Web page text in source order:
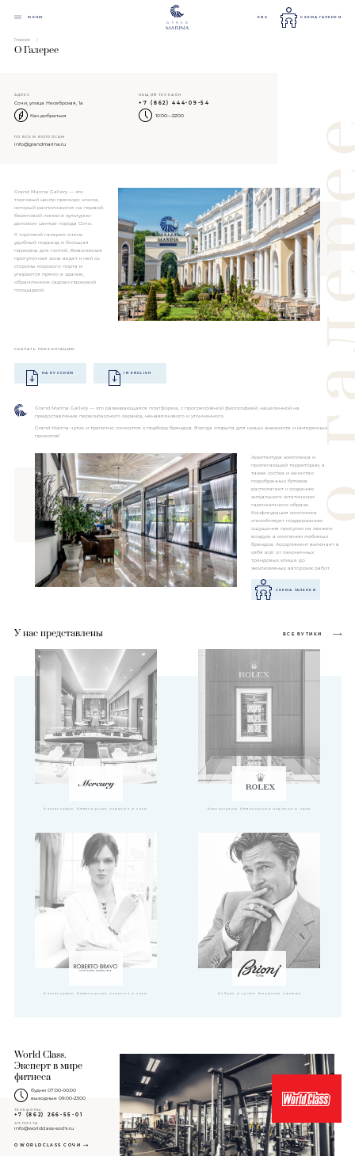
МЕНЮ ENG СХЕМА ГАЛЕРЕИ
Главная
О Галерее
АДРЕС
Сочи, улица Несебрская, 1а
Как добраться
ОБЩИЙ ТЕЛЕФОН
+7 (862) 444-09-54
10:00—22:00
ПО ВСЕМ ВОПРОСАМ
info@grandmarina.ru
Grand Marina Gallery — это
торговый центр премиум класса,
который расположился на первой
береговой линии в культурно-
деловом центре города Сочи.
К торговой галерее очень
удобный подъезд и большая
парковка для гостей. Живописная
прогулочная зона ведет к ней со
стороны морского порта и
упирается прямо в здание,
обрамленное садово-парковой
площадкой.
СКАЧАТЬ ПРЕЗЕНТАЦИЮ
НА РУССКОМ IN ENGLISH
Grand Marina Gallery — это развивающаяся платформа, с прогрессивной философией, нацеленной на
предоставление первоклассного сервиса, ненавязчивого и утонченного.
Grand Marina чутко и трепетно относится к подбору брендов. Всегда открыта для новых знакомств и интересных
проектов!
Архитектура комплекса и
прилегающей территории, а
также состав и качество
подобранных бутиков
располагает к созданию
актуального эстетически-
гармоничного образа.
Конфигурация комплекса
способствует поддержанию
ощущения прогулки на свежем
воздухе в компании любимых
брендов. Ассортимент включает в
себя всё: от лаконичных
трендовых клише до
эксклюзивных авторских работ.
СХЕМА ГАЛЕРЕИ
У нас представлены ВСЕ БУТИКИ
#аксессуары #ювелирные изделия и часы #аксессуары #ювелирные изделия и часы
#аксессуары #ювелирные изделия и часы #обувь и сумки #мужская одежда
World Class.
Эксперт в мире
фитнеса
будни 07:00-00:00
выходные 09:00-23:00
ТЕЛЕФОНЫ
+7 (862) 266-55-01
ЭЛ.ПОЧТА
info@worldclass-sochi.ru
О WORLDCLASS СОЧИ